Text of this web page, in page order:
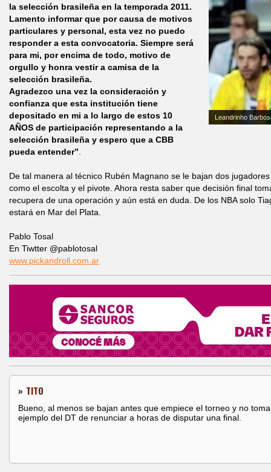
Leandrinho
la selección brasileña en la temporada 2011.
Lamento informar que por causa de motivos
particulares y personal, esta vez no puedo
responder a esta convocatoria. Siempre será
para mi, por encima de todo, motivo de
orgullo y honra vestir a camisa de la
selección brasileña.
Agradezco una vez la consideración y
confianza que esta institución tiene
depositado en mi a lo largo de estos 10
AÑOS de participación representando a la
selección brasileña y espero que a CBB
pueda entender”
De tal manera al técnico Rubén Magnano se le bajan dos
como el escolta y el pivote. Ahora resta saber que decisión final
recupera de una operación y aún está en duda. De los NBA solo
estará en Mar del Plata.
Pablo Tosal
En Tiwtter @pablotosal
www.pickandroll.com.ar
» TITO
Bueno, al menos se bajan antes que empiece el torneo y no
ejemplo del DT de renunciar a horas de disputar una final.